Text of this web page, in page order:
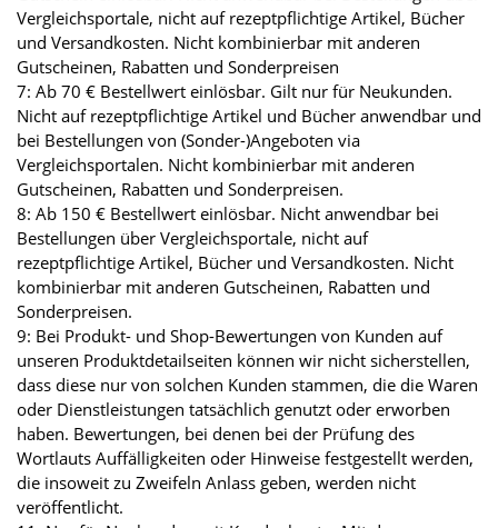
Vergleichsportale, nicht auf rezeptpflichtige Artikel, Bücher
und Versandkosten. Nicht kombinierbar mit anderen
Gutscheinen, Rabatten und Sonderpreisen
7: Ab 70 € Bestellwert einlösbar. Gilt nur für Neukunden.
Nicht auf rezeptpflichtige Artikel und Bücher anwendbar und
bei Bestellungen von (Sonder-)Angeboten via
Vergleichsportalen. Nicht kombinierbar mit anderen
Gutscheinen, Rabatten und Sonderpreisen.
8: Ab 150 € Bestellwert einlösbar. Nicht anwendbar bei
Bestellungen über Vergleichsportale, nicht auf
rezeptpflichtige Artikel, Bücher und Versandkosten. Nicht
kombinierbar mit anderen Gutscheinen, Rabatten und
Sonderpreisen.
9: Bei Produkt- und Shop-Bewertungen von Kunden auf
unseren Produktdetailseiten können wir nicht sicherstellen,
dass diese nur von solchen Kunden stammen, die die Waren
oder Dienstleistungen tatsächlich genutzt oder erworben
haben. Bewertungen, bei denen bei der Prüfung des
Wortlauts Auffälligkeiten oder Hinweise festgestellt werden,
die insoweit zu Zweifeln Anlass geben, werden nicht
veröffentlicht.